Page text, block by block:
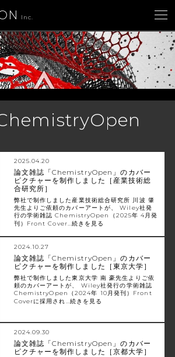
Inc.
2025.04.20
論文雑誌「ChemistryOpen」のカバー
ピクチャーを制作しました［産業技術総
合研究所］
弊社で制作しました産業技術総合研究所 川波 肇
先生よりご依頼のカバーアートが、 Wiley社発
行の学術雑誌 ChemistryOpen（2025年 4月発
刊）Front Cover…続きを見る
2024.10.27
論文雑誌「ChemistryOpen」のカバー
ピクチャーを制作しました［東京大学］
弊社で制作しました東京大学 南 豪先生よりご依
頼のカバーアートが、 Wiley社発行の学術雑誌
ChemistryOpen（2024年 10月発刊）Front
Coverに採用され…続きを見る
2024.09.30
論文雑誌「ChemistryOpen」のカバー
ピクチャーを制作しました［京都大学］